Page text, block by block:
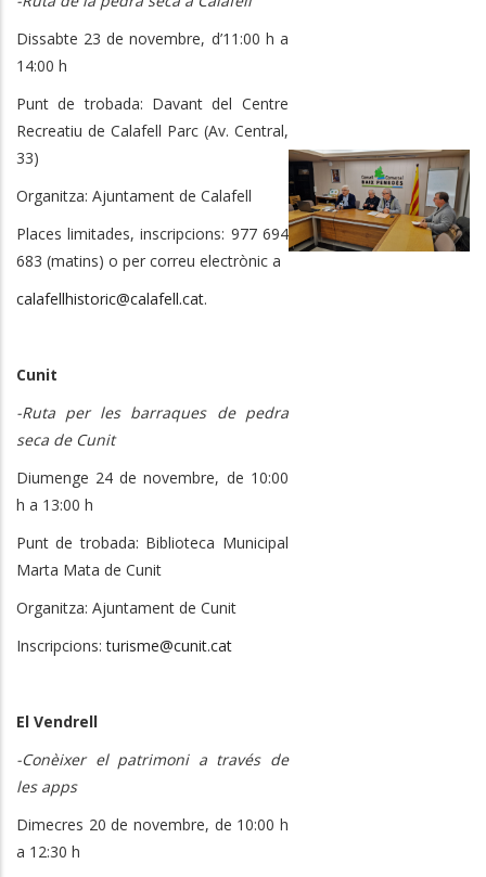
Dissabte 23 de novembre, d’11:00 h a
14:00 h
Punt de trobada: Davant del Centre
Recreatiu de Calafell Parc (Av. Central,
33)
Organitza: Ajuntament de Calafell
Places limitades, inscripcions: 977 694
683 (matins) o per correu electrònic a
calafellhistoric@calafell.cat.
Cunit
-Ruta per les barraques de pedra
seca de Cunit
Diumenge 24 de novembre, de 10:00
h a 13:00 h
Punt de trobada: Biblioteca Municipal
Marta Mata de Cunit
Organitza: Ajuntament de Cunit
Inscripcions:turisme@cunit.cat
El Vendrell
-Conèixer el patrimoni a través de
les apps
Dimecres 20 de novembre, de 10:00 h
a 12:30 h